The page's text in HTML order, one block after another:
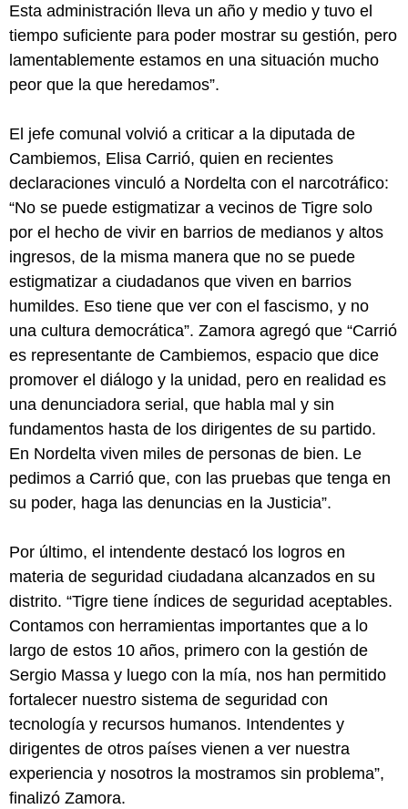
Esta administración lleva un año y medio y tuvo el
tiempo suficiente para poder mostrar su gestión, pero
lamentablemente estamos en una situación mucho
peor que la que heredamos”.
El jefe comunal volvió a criticar a la diputada de
Cambiemos, Elisa Carrió, quien en recientes
declaraciones vinculó a Nordelta con el narcotráfico:
“No se puede estigmatizar a vecinos de Tigre solo
por el hecho de vivir en barrios de medianos y altos
ingresos, de la misma manera que no se puede
estigmatizar a ciudadanos que viven en barrios
humildes. Eso tiene que ver con el fascismo, y no
una cultura democrática”. Zamora agregó que “Carrió
es representante de Cambiemos, espacio que dice
promover el diálogo y la unidad, pero en realidad es
una denunciadora serial, que habla mal y sin
fundamentos hasta de los dirigentes de su partido.
En Nordelta viven miles de personas de bien. Le
pedimos a Carrió que, con las pruebas que tenga en
su poder, haga las denuncias en la Justicia”.
Por último, el intendente destacó los logros en
materia de seguridad ciudadana alcanzados en su
distrito. “Tigre tiene índices de seguridad aceptables.
Contamos con herramientas importantes que a lo
largo de estos 10 años, primero con la gestión de
Sergio Massa y luego con la mía, nos han permitido
fortalecer nuestro sistema de seguridad con
tecnología y recursos humanos. Intendentes y
dirigentes de otros países vienen a ver nuestra
experiencia y nosotros la mostramos sin problema”,
finalizó Zamora.